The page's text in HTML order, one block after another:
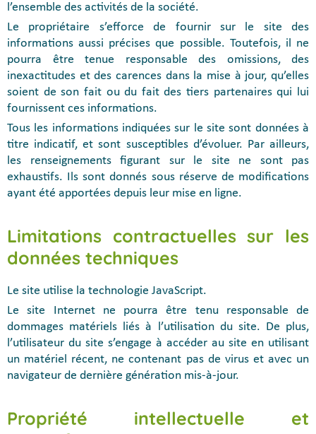
l’ensemble des activités de la société.
Le propriétaire s’efforce de fournir sur le site des
informations aussi précises que possible. Toutefois, il ne
pourra être tenue responsable des omissions, des
inexactitudes et des carences dans la mise à jour, qu’elles
soient de son fait ou du fait des tiers partenaires qui lui
fournissent ces informations.
Tous les informations indiquées sur le site sont données à
titre indicatif, et sont susceptibles d’évoluer. Par ailleurs,
les renseignements figurant sur le site ne sont pas
exhaustifs. Ils sont donnés sous réserve de modifications
ayant été apportées depuis leur mise en ligne.
Limitations contractuelles sur les
données techniques
Le site utilise la technologie JavaScript.
Le site Internet ne pourra être tenu responsable de
dommages matériels liés à l’utilisation du site. De plus,
l’utilisateur du site s’engage à accéder au site en utilisant
un matériel récent, ne contenant pas de virus et avec un
navigateur de dernière génération mis-à-jour.
Propriété intellectuelle et